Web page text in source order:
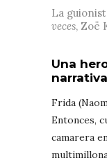
La
veces, Zoë
Una
Frida
Entonces,
camarera